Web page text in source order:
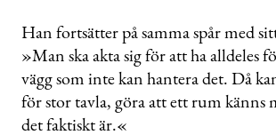
Han fortsätter på samma spår med
»Man ska akta sig för att ha alldeles
vägg som inte kan hantera det. Då
för stor tavla, göra att ett rum känns
det faktiskt är.«